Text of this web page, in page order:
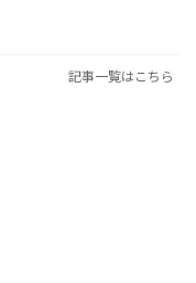
記事一覧はこちら